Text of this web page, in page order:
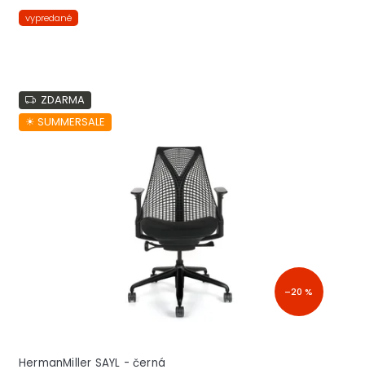
vypredané
ZDARMA
☀︎ SUMMERSALE
–20 %
HermanMiller SAYL - černá